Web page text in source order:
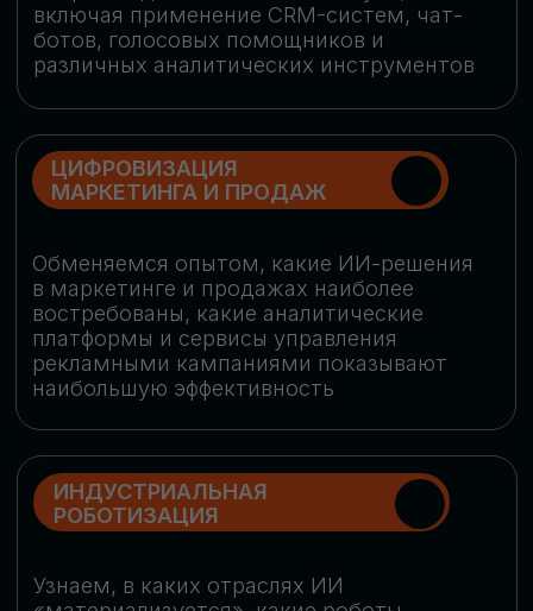
СПИКЕРЫ
СТАТЬ СПИКЕРОМ
В конференции участвовали более 120 спикеров